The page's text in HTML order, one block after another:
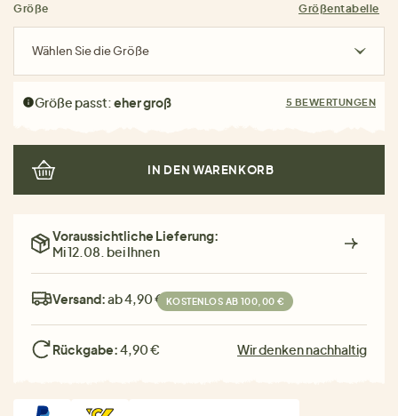
Größe Größentabelle
Wählen Sie die Größe
Größe passt:eher groß 5 BEWERTUNGEN
IN DEN WARENKORB
Voraussichtliche Lieferung:
Mi 12.08. bei Ihnen
Versand:ab 4,90 € KOSTENLOS AB 100,00 €
Rückgabe:4,90 € Wir denken nachhaltig